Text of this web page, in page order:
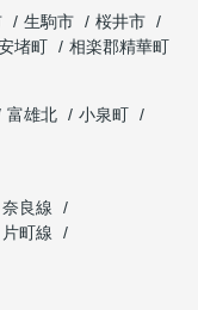
生駒市
桜井市
堵町
相楽郡精華町
富雄北
小泉町
奈良線
片町線